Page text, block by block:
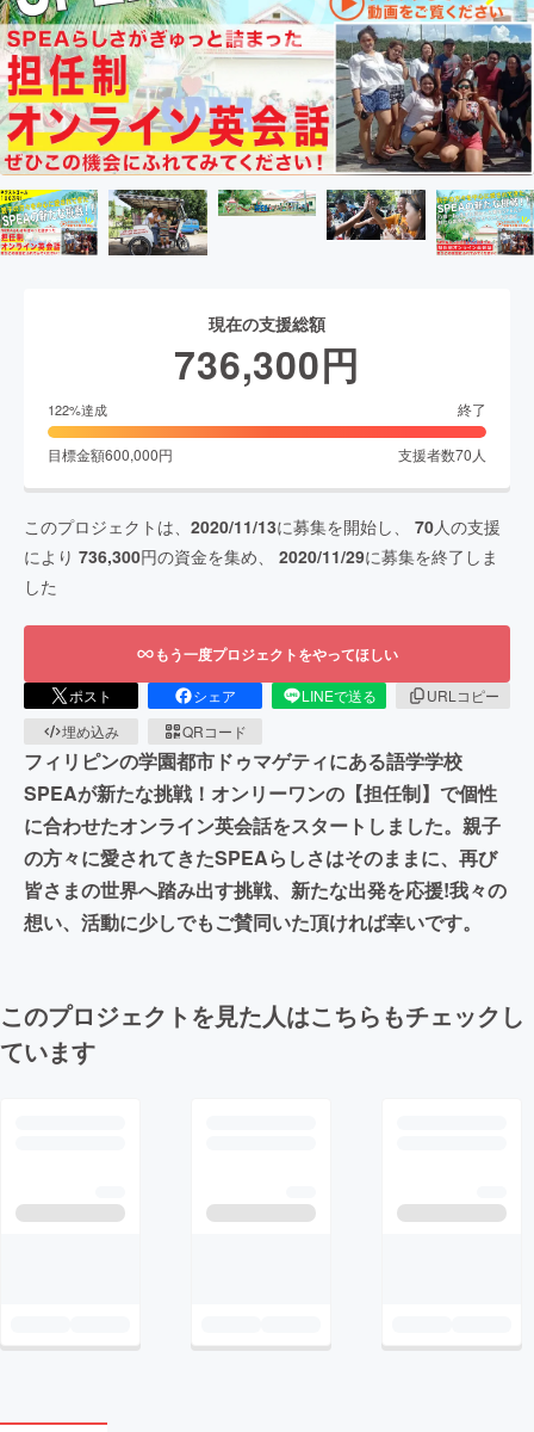
現在の支援総額
736,300円
122%達成 終了
目標金額600,000円 支援者数70人
このプロジェクトは、 2020/11/13に募集を開始し、 70人の支援
により 736,300円の資金を集め、 2020/11/29に募集を終了しま
した
もう一度プロジェクトをやってほしい
ポスト シェア LINEで送る
URLコピー
埋め込み
QRコード
フィリピンの学園都市ドゥマゲティにある語学学校
SPEAが新たな挑戦！オンリーワンの【担任制】で個性
に合わせたオンライン英会話をスタートしました。親子
の方々に愛されてきたSPEAらしさはそのままに、再び
皆さまの世界へ踏み出す挑戦、新たな出発を応援!我々の
想い、活動に少しでもご賛同いた頂ければ幸いです。
このプロジェクトを見た人はこちらもチェックし
ています